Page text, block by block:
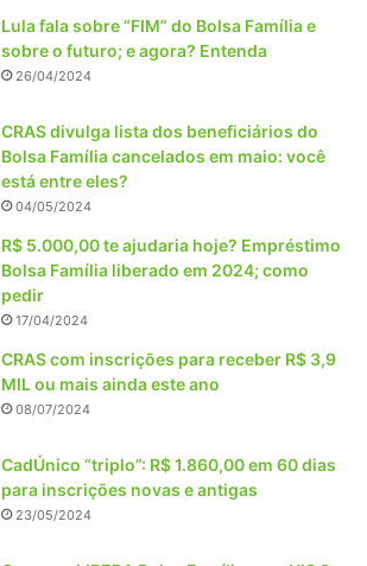
Lula fala sobre “FIM” do Bolsa Família e
sobre o futuro; e agora? Entenda
26/04/2024
CRAS divulga lista dos beneficiários do
Bolsa Família cancelados em maio: você
está entre eles?
04/05/2024
R$ 5.000,00 te ajudaria hoje? Empréstimo
Bolsa Família liberado em 2024; como
pedir
17/04/2024
CRAS com inscrições para receber R$ 3,9
MIL ou mais ainda este ano
08/07/2024
CadÚnico “triplo”: R$ 1.860,00 em 60 dias
para inscrições novas e antigas
23/05/2024